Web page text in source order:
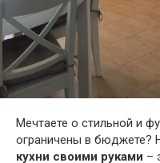
Мечтаете о стильной и
ограничены в бюджете?
кухни своими руками –